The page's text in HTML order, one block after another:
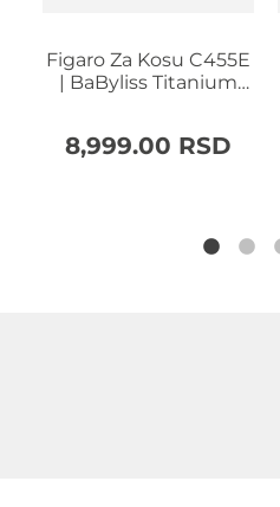
Figaro Za Kosu C455E
| BaByliss Titanium
8,999.00 RSD